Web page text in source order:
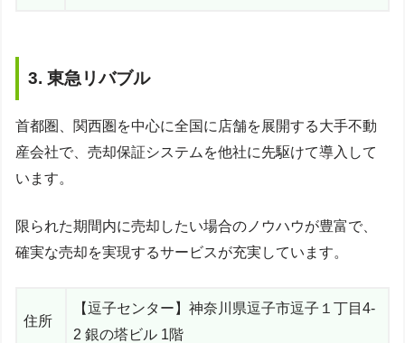
3. 東急リバブル
首都圏、関西圏を中心に全国に店舗を展開する大手不動
産会社で、売却保証システムを他社に先駆けて導入して
います。
限られた期間内に売却したい場合のノウハウが豊富で、
確実な売却を実現するサービスが充実しています。
住所
【逗子センター】神奈川県逗子市逗子１丁目4-
2 銀の塔ビル 1階